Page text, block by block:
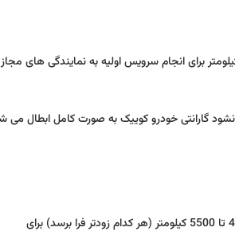
خودرو کوییک سایپا موظف است ظرف مدت 5 ماه پس از تحویل خودرو و طی مسافت حداقل 1000 کیلومتر برای انجام سرویس اولیه به نمایندگی های مجاز
مراجعه به نمایندگی های مجاز شرکت سایپا برای انجام سرویس ثانویه ظرف مدت 6 ماه یا طی مسافت 4500 تا 5500 کیلومتر (هر کدام زودتر فرا برسد) برای